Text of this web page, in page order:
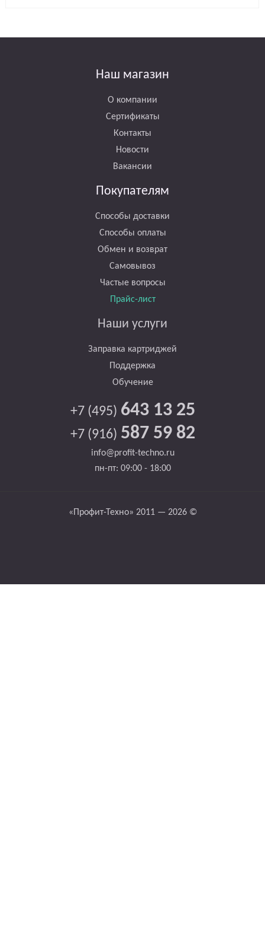
Наш магазин
О компании
Сертификаты
Контакты
Новости
Вакансии
Покупателям
Способы доставки
Способы оплаты
Обмен и возврат
Самовывоз
Частые вопросы
Прайс-лист
Наши услуги
Заправка картриджей
Поддержка
Обучение
+7 (495) 643 13 25
+7 (916) 587 59 82
info@profit-techno.ru
пн-пт: 09:00 - 18:00
«Профит-Техно» 2011 — 2026 ©